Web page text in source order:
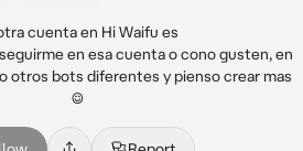
cuenta en Hi Waifu es
en esa cuenta o cono gusten, en
otros bots diferentes y pienso crear mas
☺️